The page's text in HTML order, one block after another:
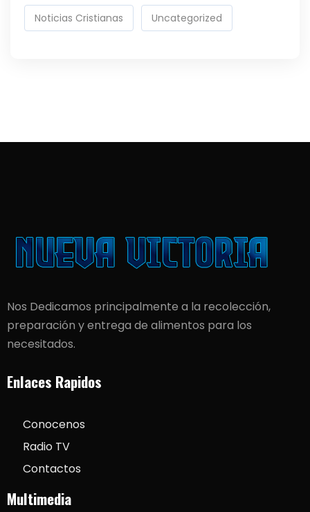
Noticias Cristianas Uncategorized
Nos Dedicamos principalmente a la recolección,
preparación y entrega de alimentos para los
necesitados.
Enlaces Rapidos
Conocenos
Radio TV
Contactos
Multimedia